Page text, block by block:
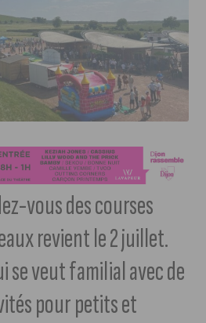
vous des courses
revient le 2 juillet.
se veut familial avec de
pour petits et